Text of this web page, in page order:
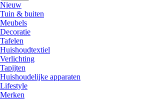
Nieuw
Tuin & buiten
Meubels
Decoratie
Tafelen
Huishoudtextiel
Verlichting
Tapijten
Huishoudelijke apparaten
Lifestyle
Merken